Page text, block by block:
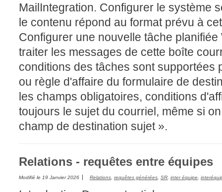
MailIntegration. Configurer le système
le contenu répond au format prévu à
Configurer une nouvelle tâche
traiter les messages de cette boîte
conditions des tâches sont supportées
ou règle d'affaire du formulaire de
les champs obligatoires, conditions
toujours le sujet du courriel, même si
champ de destination sujet ».
Relations - requêtes entre équipes
Modifié le 19 Janvier 2026 Relations, requêtes générées, SR, inter équipe,